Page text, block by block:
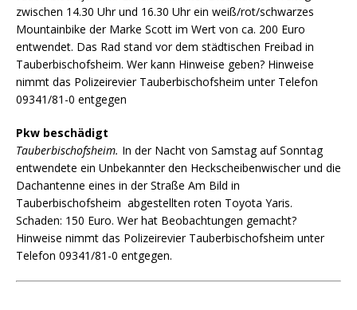
zwischen 14.30 Uhr und 16.30 Uhr ein weiß/rot/schwarzes
Mountainbike der Marke Scott im Wert von ca. 200 Euro
entwendet. Das Rad stand vor dem städtischen Freibad in
Tauberbischofsheim. Wer kann Hinweise geben? Hinweise
nimmt das Polizeirevier Tauberbischofsheim unter Telefon
09341/81-0 entgegen
Pkw beschädigt
Tauberbischofsheim. In der Nacht von Samstag auf Sonntag
entwendete ein Unbekannter den Heckscheibenwischer und die
Dachantenne eines in der Straße Am Bild in
Tauberbischofsheim abgestellten roten Toyota Yaris.
Schaden: 150 Euro. Wer hat Beobachtungen gemacht?
Hinweise nimmt das Polizeirevier Tauberbischofsheim unter
Telefon 09341/81-0 entgegen.